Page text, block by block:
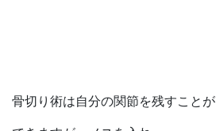
骨切り術は自分の関節を残すことが